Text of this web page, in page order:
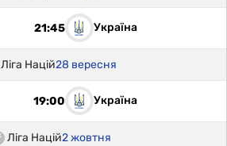
21:45 Україна
Ліга Націй28 вересня
19:00 Україна
Ліга Націй2 жовтня